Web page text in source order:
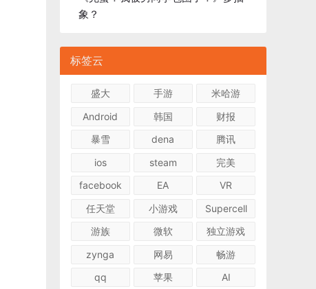
象？
标签云
盛大 手游
米哈游
Android
韩国
财报
暴雪
dena
腾讯
ios
steam
完美
facebook
EA
VR
任天堂
小游戏
Supercell
游族
微软
独立游戏
zynga
网易
畅游
qq
苹果
AI